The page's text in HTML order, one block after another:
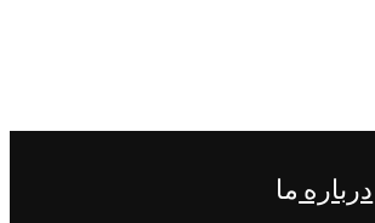
دربارهما